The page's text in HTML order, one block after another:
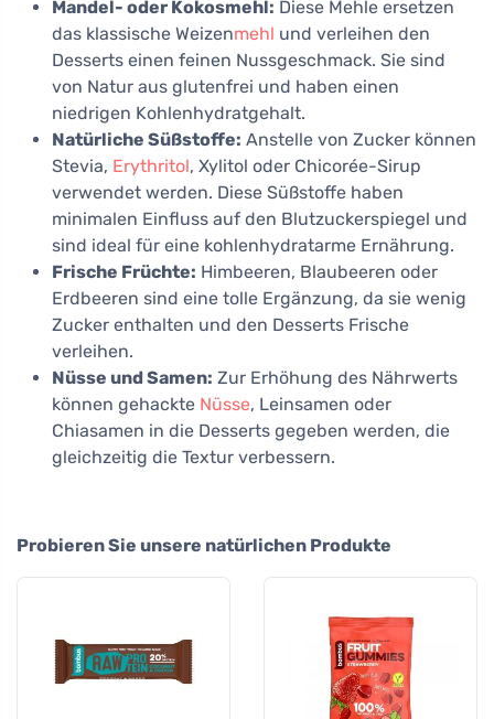
Mandel- oder Kokosmehl: Diese Mehle ersetzen
das klassische Weizenmehl und verleihen den
Desserts einen feinen Nussgeschmack. Sie sind
von Natur aus glutenfrei und haben einen
niedrigen Kohlenhydratgehalt.
Natürliche Süßstoffe: Anstelle von Zucker können
Stevia, Erythritol, Xylitol oder Chicorée-Sirup
verwendet werden. Diese Süßstoffe haben
minimalen Einfluss auf den Blutzuckerspiegel und
sind ideal für eine kohlenhydratarme Ernährung.
Frische Früchte: Himbeeren, Blaubeeren oder
Erdbeeren sind eine tolle Ergänzung, da sie wenig
Zucker enthalten und den Desserts Frische
verleihen.
Nüsse und Samen: Zur Erhöhung des Nährwerts
können gehackte Nüsse, Leinsamen oder
Chiasamen in die Desserts gegeben werden, die
gleichzeitig die Textur verbessern.
Probieren Sie unsere natürlichen Produkte